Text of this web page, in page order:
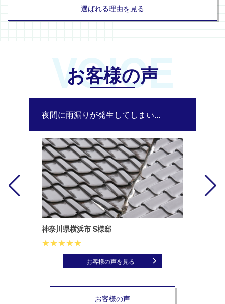
選ばれる理由を見る
VOICE
お客様の声
夜間に雨漏りが発生してしまい...
神奈川県横浜市 S様邸
お客様の声を見る
お客様の声